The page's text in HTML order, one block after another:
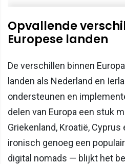
Opvallende
Europese landen
De verschillen binnen
landen als Nederland en
ondersteunen en
delen van Europa een stuk
Griekenland, Kroatië,
ironisch genoeg een
digital nomads — blijkt het